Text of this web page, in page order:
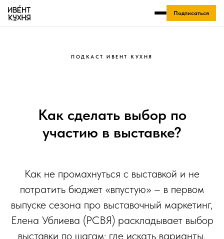
Подписаться
ПОДКАСТ ИВЕНТ КУХНЯ
Как сделать выбор по
участию в выставке?
Как не промахнуться с выставкой и не
потратить бюджет «впустую» – в первом
выпуске сезона про выставочный маркетинг,
Елена Ублиева (РСВЯ) раскладывает выбор
выставки по шагам: где искать варианты,